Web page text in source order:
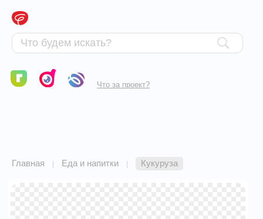
Что за проект?
Главная | Еда и напитки | Кукуруза